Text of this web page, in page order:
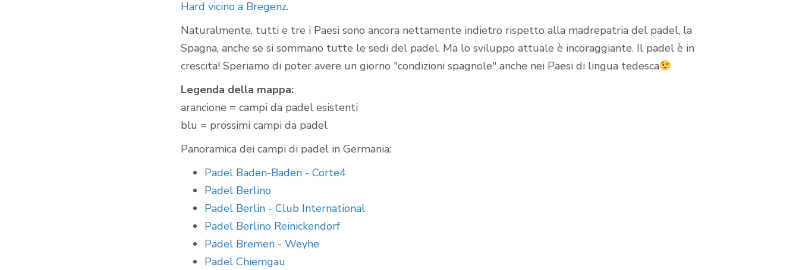
Hard vicino a Bregenz.
Naturalmente, tutti e tre i Paesi sono ancora nettamente indietro rispetto alla madrepatria del padel, la
Spagna, anche se si sommano tutte le sedi del padel. Ma lo sviluppo attuale è incoraggiante. Il padel è in
crescita! Speriamo di poter avere un giorno "condizioni spagnole" anche nei Paesi di lingua tedesca
Legenda della mappa:
arancione = campi da padel esistenti
blu = prossimi campi da padel
Panoramica dei campi di padel in Germania:
Padel Baden-Baden - Corte4
Padel Berlino
Padel Berlin - Club International
Padel Berlino Reinickendorf
Padel Bremen - Weyhe
Padel Chiemgau